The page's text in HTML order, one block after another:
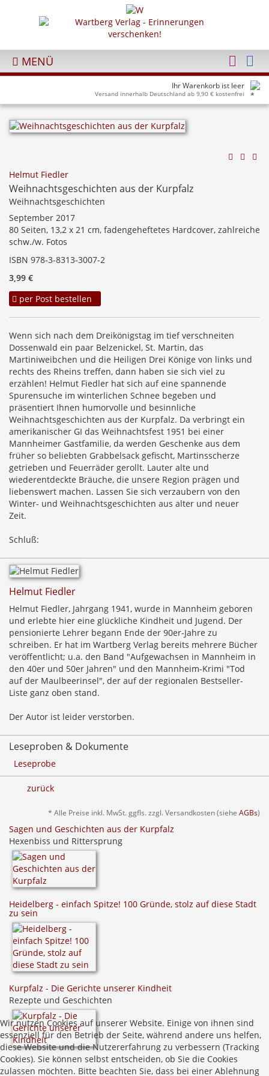
MENÜ
Ihr Warenkorb ist leer
Versand innerhalb Deutschland ab 9,90 € kostenfrei
Helmut Fiedler
Weihnachtsgeschichten aus der Kurpfalz
Weihnachtsgeschichten
September 2017
80 Seiten, 13,2 x 21 cm, fadengeheftetes Hardcover, zahlreiche
schw./w. Fotos
ISBN 978-3-8313-3007-2
3,99 €
per Post bestellen
Wenn sich nach dem Dreikönigstag im tief verschneiten
Dossenwald ein paar Belzenickel, St. Martin, das
Martiniweibchen und die Heiligen Drei Könige von links und
rechts des Rheins treffen, dann haben sie sich viel zu
erzählen! Helmut Fiedler hat sich auf eine spannende
Spurensuche im winterlichen Schnee begeben und
präsentiert Ihnen humorvolle und besinnliche
Weihnachtsgeschichten aus der Kurpfalz. Da verbringt ein
amerikanischer GI das Weihnachtsfest 1951 bei einer
Mannheimer Gastfamilie, da werden Geschenke aus dem
früher so beliebten Grabbelsack gefischt, Martinsscherze
getrieben und Feuerräder gerollt. Lauter alte und
wiederentdeckte Bräuche, die unsere Region prägen und
liebenswert machen. Lassen Sie sich verzaubern von den
Winter- und Weihnachtsgeschichten aus alter und neuer
Zeit.
Schluß:
Helmut Fiedler
Helmut Fiedler, Jahrgang 1941, wurde in Mannheim geboren
und erlebte hier eine glückliche Kindheit und Jugend. Der
pensionierte Lehrer begann Ende der 90er-Jahre zu
schreiben. Er hat im Wartberg Verlag bereits mehrere Bücher
veröffentlicht; u.a. den Band "Aufgewachsen in Mannheim in
den 40er und 50er Jahren" und den Mannheim-Krimi "Tod
auf der Maulbeerinsel", der auf der regionalen Bestseller-
Liste ganz oben stand.
Der Autor ist leider verstorben.
Leseproben & Dokumente
Leseprobe
zurück
* Alle Preise inkl. MwSt. ggfls. zzgl. Versandkosten (siehe AGBs)
Sagen und Geschichten aus der Kurpfalz
Hexenbiss und Rittersprung
Heidelberg - einfach Spitze! 100 Gründe, stolz auf diese Stadt
zu sein
Kurpfalz - Die Gerichte unserer Kindheit
Rezepte und Geschichten
Wir nutzen Cookies auf unserer Website. Einige von ihnen sind
essenziell für den Betrieb der Seite, während andere uns helfen,
diese Website und die Nutzererfahrung zu verbessern (Tracking
Cookies). Sie können selbst entscheiden, ob Sie die Cookies
zulassen möchten. Bitte beachten Sie, dass bei einer Ablehnung